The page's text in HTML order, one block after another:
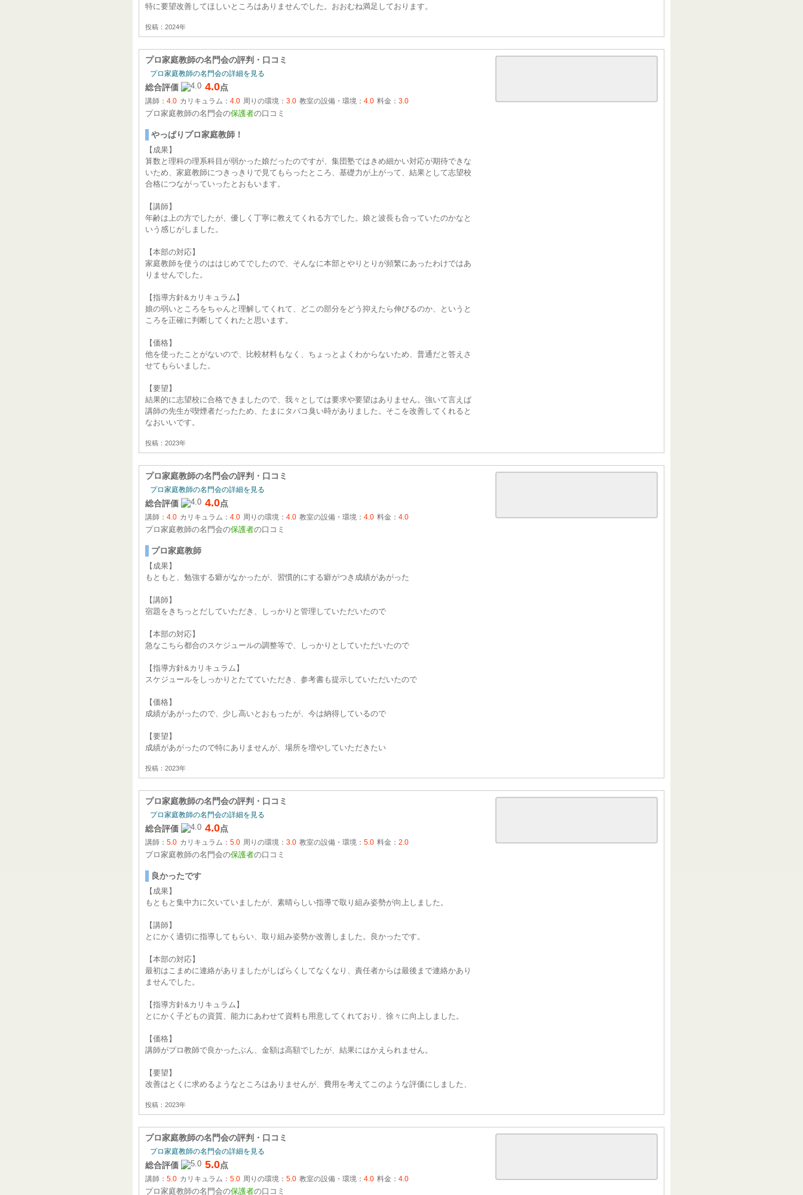
特に要望改善してほしいところはありませんでした。おおむね満足しております。
投稿：2024年
プロ家庭教師の名門会の評判・口コミ
プロ家庭教師の名門会の詳細を見る
総合評価 4.0点
講師： 4.0 カリキュラム： 4.0 周りの環境： 3.0 教室の設備・環境： 4.0 料金： 3.0
プロ家庭教師の名門会の保護者の口コミ
やっぱりプロ家庭教師！
【成果】
算数と理科の理系科目が弱かった娘だったのですが、集団塾ではきめ細かい対応が期待できな
いため、家庭教師につきっきりで見てもらったところ、基礎力が上がって、結果として志望校
合格につながっていったとおもいます。
【講師】
年齢は上の方でしたが、優しく丁寧に教えてくれる方でした。娘と波長も合っていたのかなと
いう感じがしました。
【本部の対応】
家庭教師を使うのははじめてでしたので、そんなに本部とやりとりが頻繁にあったわけではあ
りませんでした。
【指導方針&カリキュラム】
娘の弱いところをちゃんと理解してくれて、どこの部分をどう抑えたら伸びるのか、というと
ころを正確に判断してくれたと思います。
【価格】
他を使ったことがないので、比較材料もなく、ちょっとよくわからないため、普通だと答えさ
せてもらいました。
【要望】
結果的に志望校に合格できましたので、我々としては要求や要望はありません。強いて言えば
講師の先生が喫煙者だったため、たまにタバコ臭い時がありました。そこを改善してくれると
なおいいです。
投稿：2023年
プロ家庭教師の名門会の評判・口コミ
プロ家庭教師の名門会の詳細を見る
総合評価 4.0点
講師： 4.0 カリキュラム： 4.0 周りの環境： 4.0 教室の設備・環境： 4.0 料金： 4.0
プロ家庭教師の名門会の保護者の口コミ
プロ家庭教師
【成果】
もともと、勉強する癖がなかったが、習慣的にする癖がつき成績があがった
【講師】
宿題をきちっとだしていただき、しっかりと管理していただいたので
【本部の対応】
急なこちら都合のスケジュールの調整等で、しっかりとしていただいたので
【指導方針&カリキュラム】
スケジュールをしっかりとたてていただき、参考書も提示していただいたので
【価格】
成績があがったので、少し高いとおもったが、今は納得しているので
【要望】
成績があがったので特にありませんが、場所を増やしていただきたい
投稿：2023年
プロ家庭教師の名門会の評判・口コミ
プロ家庭教師の名門会の詳細を見る
総合評価 4.0点
講師： 5.0 カリキュラム： 5.0 周りの環境： 3.0 教室の設備・環境： 5.0 料金： 2.0
プロ家庭教師の名門会の保護者の口コミ
良かったです
【成果】
もともと集中力に欠いていましたが、素晴らしい指導で取り組み姿勢が向上しました。
【講師】
とにかく適切に指導してもらい、取り組み姿勢か改善しました。良かったです。
【本部の対応】
最初はこまめに連絡がありましたがしばらくしてなくなり、責任者からは最後まで連絡かあり
ませんでした。
【指導方針&カリキュラム】
とにかく子どもの資質、能力にあわせて資料も用意してくれており、徐々に向上しました。
【価格】
講師がプロ教師で良かったぶん、金額は高額でしたが、結果にはかえられません。
【要望】
改善はとくに求めるようなところはありませんが、費用を考えてこのような評価にしました、
投稿：2023年
プロ家庭教師の名門会の評判・口コミ
プロ家庭教師の名門会の詳細を見る
総合評価 5.0点
講師： 5.0 カリキュラム： 5.0 周りの環境： 5.0 教室の設備・環境： 4.0 料金： 4.0
プロ家庭教師の名門会の保護者の口コミ